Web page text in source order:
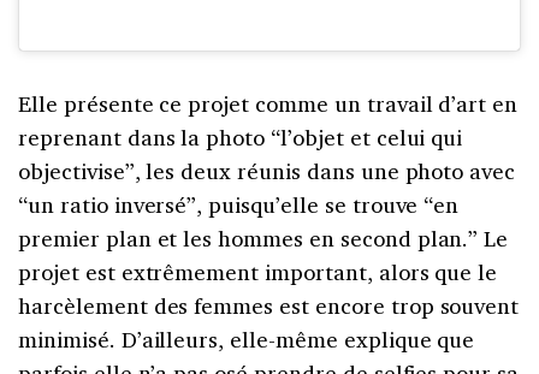
Elle présente ce projet comme un travail d’art en
reprenant dans la photo “l’objet et celui qui
objectivise”, les deux réunis dans une photo avec
“un ratio inversé”, puisqu’elle se trouve “en
premier plan et les hommes en second plan.” Le
projet est extrêmement important, alors que le
harcèlement des femmes est encore trop souvent
minimisé. D’ailleurs, elle-même explique que